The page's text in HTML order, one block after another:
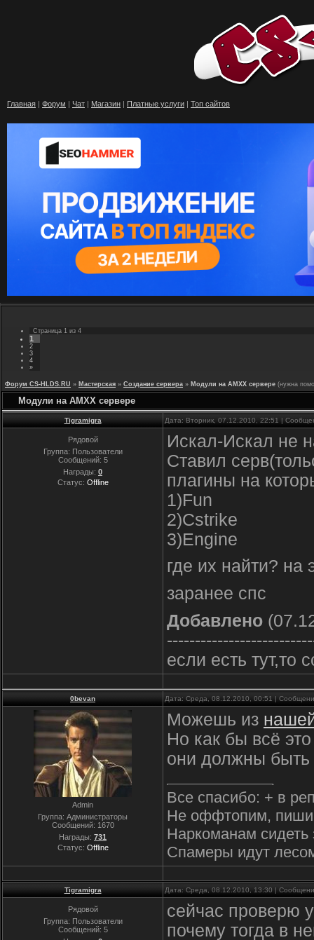
Главная | Форум | Чат | Магазин | Платные услуги | Топ сайтов
Страница 1 из 4
1
2
3
4
»
Форум CS-HLDS.RU » Мастерская » Создание сервера » Модули на AMXX сервере (нужна
Модули на AMXX сервере
Tigramigra Дата: Вторник, 07.12.2010, 22:51 |
Рядовой
Группа: Пользователи
Сообщений: 5
Награды: 0
Статус: Offline
Искал-Искал не
Ставил
плагины на
1)Fun
2)Cstrike
3)Engine
где их найти? на
заранее спс
Добавлено
если есть тут,то
0bevan Дата: Среда, 08.12.2010, 00:51 |
Admin
Группа: Администраторы
Сообщений: 1670
Награды: 731
Статус: Offline
Можешь из
Но как бы всё
они должны быть
Все спасибо: + в
Не оффтопим,
Наркоманам сидеть
Спамеры идут
Tigramigra Дата: Среда, 08.12.2010, 13:30 |
Рядовой
Группа: Пользователи
Сообщений: 5
сейчас проверю
почему тогда в